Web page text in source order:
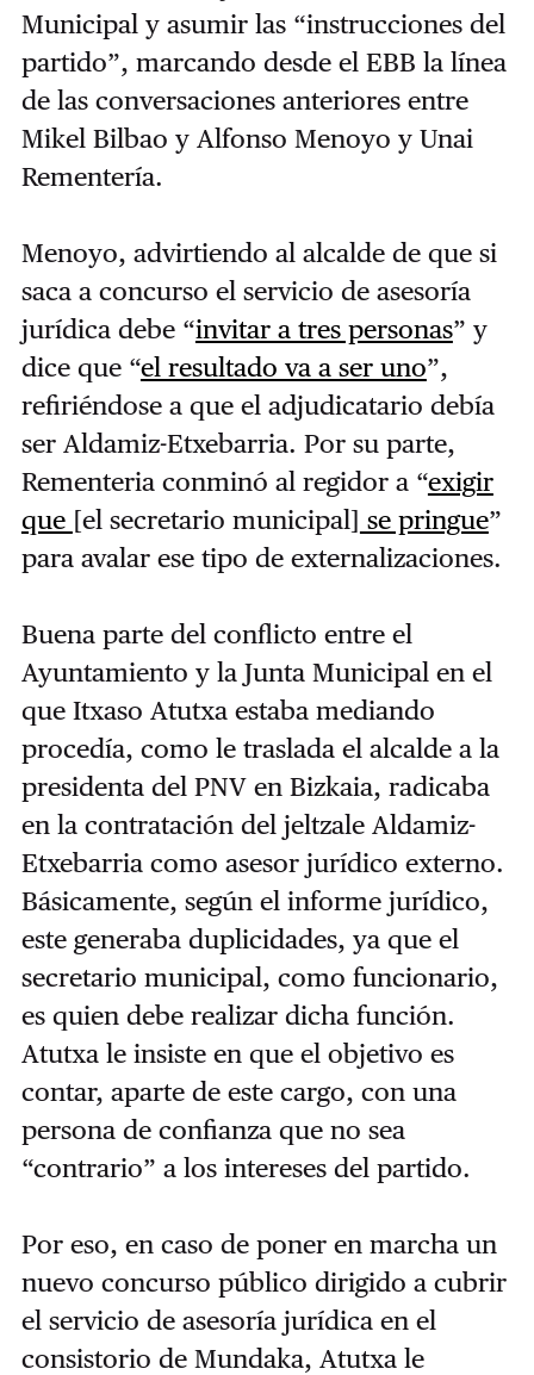
Municipal y asumir las “instrucciones del
partido”, marcando desde el EBB la línea
de las conversaciones anteriores entre
Mikel Bilbao y Alfonso Menoyo y Unai
Rementería.
Menoyo, advirtiendo al alcalde de que si
saca a concurso el servicio de asesoría
jurídica debe “invitar a tres personas” y
dice que “el resultado va a ser uno”,
refiriéndose a que el adjudicatario debía
ser Aldamiz-Etxebarria. Por su parte,
Rementeria conminó al regidor a “exigir
que [el secretario municipal] se pringue”
para avalar ese tipo de externalizaciones.
Buena parte del conflicto entre el
Ayuntamiento y la Junta Municipal en el
que Itxaso Atutxa estaba mediando
procedía, como le traslada el alcalde a la
presidenta del PNV en Bizkaia, radicaba
en la contratación del jeltzale Aldamiz-
Etxebarria como asesor jurídico externo.
Básicamente, según el informe jurídico,
este generaba duplicidades, ya que el
secretario municipal, como funcionario,
es quien debe realizar dicha función.
Atutxa le insiste en que el objetivo es
contar, aparte de este cargo, con una
persona de confianza que no sea
“contrario” a los intereses del partido.
Por eso, en caso de poner en marcha un
nuevo concurso público dirigido a cubrir
el servicio de asesoría jurídica en el
consistorio de Mundaka, Atutxa le